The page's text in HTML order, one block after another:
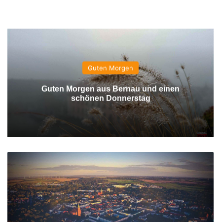
Guten Morgen
Guten Morgen aus Bernau und einen
schönen Donnerstag